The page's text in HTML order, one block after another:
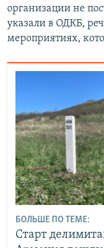
организации не
указали в ОДКБ,
мероприятиях,
БОЛЬШЕ ПО ТЕМЕ:
Старт